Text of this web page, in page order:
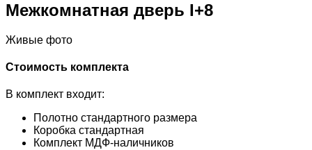
Межкомнатная дверь I+8
Живые фото
Стоимость комплекта
В комплект входит:
Полотно стандартного размера
Коробка стандартная
Комплект МДФ-наличников